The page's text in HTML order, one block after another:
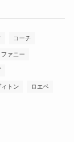
コーチ
ァニー
トン ロエベ